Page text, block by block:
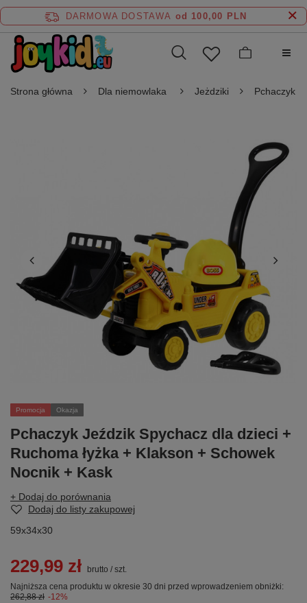
DARMOWA DOSTAWA od 100,00 PLN
Strona główna Dla niemowlaka Jeżdziki Pchaczyk
Promocja Okazja
Pchaczyk Jeździk Spychacz dla dzieci +
Ruchoma łyżka + Klakson + Schowek
Nocnik + Kask
+ Dodaj do porównania
Dodaj do listy zakupowej
59x34x30
229,99 zł brutto / szt.
Najniższa cena produktu w okresie 30 dni przed wprowadzeniem obniżki:
262,88 zł -12%